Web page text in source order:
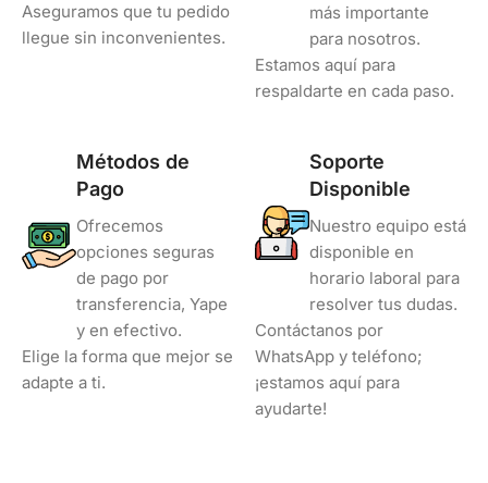
Aseguramos que tu pedido
llegue sin inconvenientes.
más importante
para nosotros.
Estamos aquí para
respaldarte en cada paso.
Métodos de
Pago
Ofrecemos
opciones seguras
de pago por
transferencia, Yape
y en efectivo.
Elige la forma que mejor se
adapte a ti.
Soporte
Disponible
Nuestro equipo está
disponible en
horario laboral para
resolver tus dudas.
Contáctanos por
WhatsApp y teléfono;
¡estamos aquí para
ayudarte!